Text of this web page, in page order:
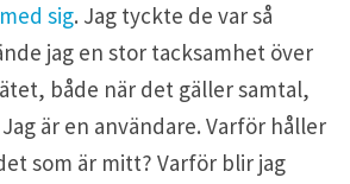
sig. Jag tyckte de var så
jag en stor tacksamhet över
både när det gäller samtal,
är en användare. Varför håller
som är mitt? Varför blir jag